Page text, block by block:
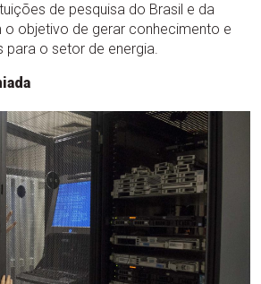
de pesquisa do Brasil e da
o objetivo de gerar conhecimento e
o setor de energia.